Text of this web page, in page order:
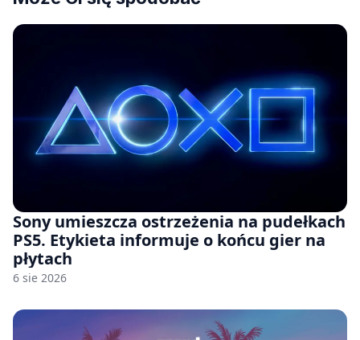
Sony umieszcza ostrzeżenia na pudełkach
PS5. Etykieta informuje o końcu gier na
płytach
6 sie 2026